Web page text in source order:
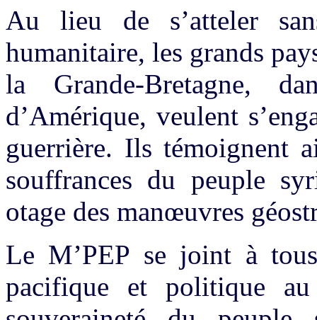
Au lieu de s’atteler
humanitaire, les grands
la Grande-Bretagne,
d’Amérique, veulent
guerrière. Ils témoignent
souffrances du peuple
otage des manœuvres
Le M’PEP se joint à
pacifique et politique